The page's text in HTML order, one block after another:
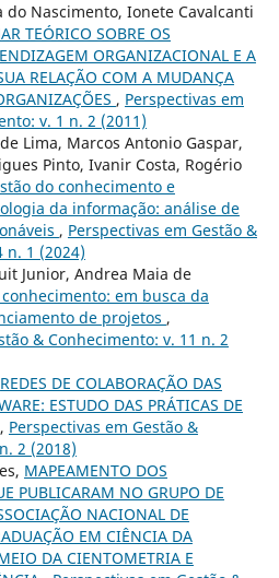
do Nascimento, Ionete Cavalcanti
TEÓRICO SOBRE OS
ORGANIZACIONAL E A
RELAÇÃO COM A MUDANÇA
, Perspectivas em
v. 1 n. 2 (2011)
Lima, Marcos Antonio Gaspar,
Pinto, Ivanir Costa, Rogério
do conhecimento e
da informação: análise de
, Perspectivas em Gestão &
n. 1 (2024)
Junior, Andrea Maia de
em busca da
de projetos ,
& Conhecimento: v. 11 n. 2
REDES DE COLABORAÇÃO DAS
ESTUDO DAS PRÁTICAS DE
, Perspectivas em Gestão &
2 (2018)
MAPEAMENTO DOS
PUBLICARAM NO GRUPO DE
NACIONAL DE
EM CIÊNCIA DA
DA CIENTOMETRIA E